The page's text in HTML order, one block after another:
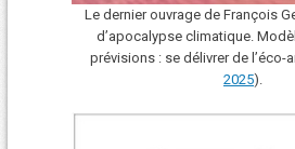
Le dernier ouvrage de François
d’apocalypse climatique.
prévisions : se délivrer de l’éco-
2025).